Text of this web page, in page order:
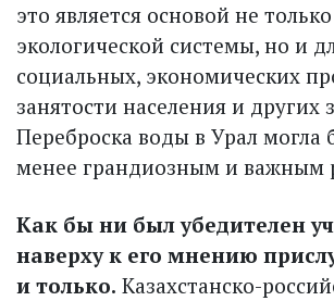
это является основой не
экологической системы, но и
социальных, экономических
занятости населения и других
Переброска воды в Урал могла
менее гран­диозным ­и важным
Как бы ни был убедителен
наверху к его мнению
и только. Казахстанско-